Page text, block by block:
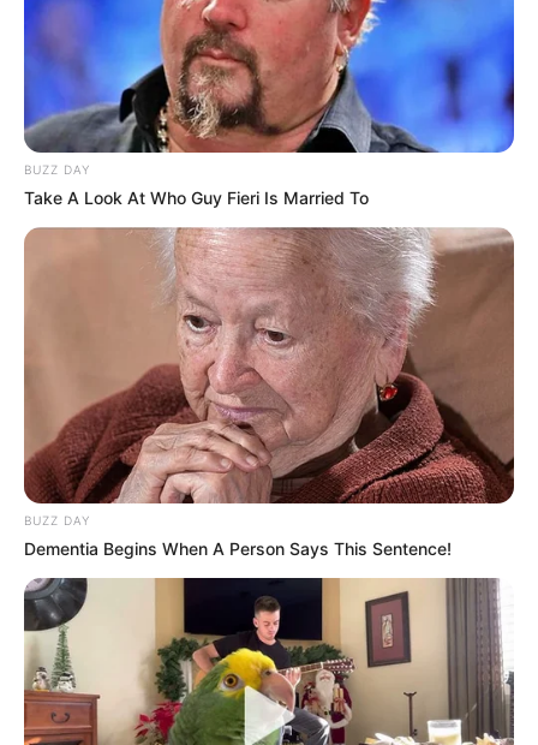
BUZZ DAY
Take A Look At Who Guy Fieri Is Married To
BUZZ DAY
Dementia Begins When A Person Says This Sentence!